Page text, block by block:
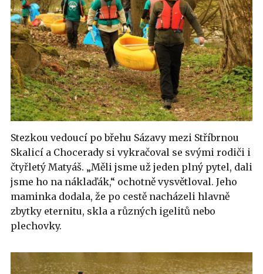
Stezkou vedoucí po břehu Sázavy mezi Stříbrnou
Skalicí a Chocerady si vykračoval se svými rodiči i
čtyřletý Matyáš. „Měli jsme už jeden plný pytel, dali
jsme ho na náklaďák,“ ochotně vysvětloval. Jeho
maminka dodala, že po cestě nacházeli hlavně
zbytky eternitu, skla a různých igelitů nebo
plechovky.